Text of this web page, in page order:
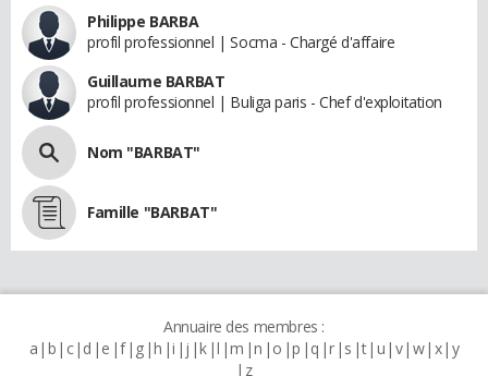
Philippe BARBA
profil professionnel | Socma - Chargé d'affaire
Guillaume BARBAT
profil professionnel | Buliga paris - Chef d'exploitation
Nom "BARBAT"
Famille "BARBAT"
Annuaire des membres :
a b c d e f g h i j k l m n o p q r s t u v w x y
z